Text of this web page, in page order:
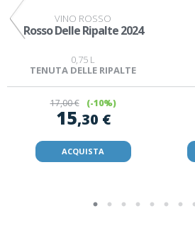
VINO ROSSO
Rosso Delle Ripalte 2024
0,75 L
TENUTA DELLE RIPALTE
17,00 € (-10%)
15,30 €
ACQUISTA